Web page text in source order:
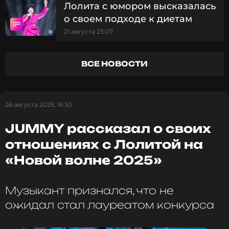
ССЫЛКА
Лолита с юмором высказалась
о своем подходе к диетам
21 августа 23:07
ВСЕ НОВОСТИ
26 августа 2025, 16:30
JUMMY рассказал о своих
отношениях с Лолитой на
«Новой волне 2025»
Музыкант признался, что не
ожидал стал лауреатом конкурса